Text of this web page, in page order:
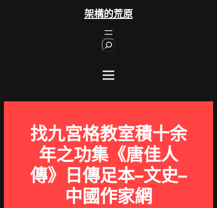
架構的荒原
找九宮格教室積十余
年之功集《唐佳人
傳》日傳足本–文史–
中國作家網